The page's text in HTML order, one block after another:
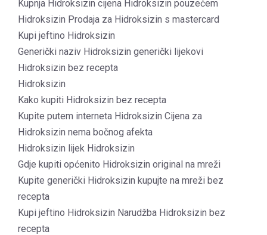
Kupnja Hidroksizin cijena Hidroksizin pouzećem
Hidroksizin Prodaja za Hidroksizin s mastercard
Kupi jeftino Hidroksizin
Generički naziv Hidroksizin generički lijekovi
Hidroksizin bez recepta
Hidroksizin
Kako kupiti Hidroksizin bez recepta
Kupite putem interneta Hidroksizin Cijena za
Hidroksizin nema bočnog afekta
Hidroksizin lijek Hidroksizin
Gdje kupiti općenito Hidroksizin original na mreži
Kupite generički Hidroksizin kupujte na mreži bez
recepta
Kupi jeftino Hidroksizin Narudžba Hidroksizin bez
recepta